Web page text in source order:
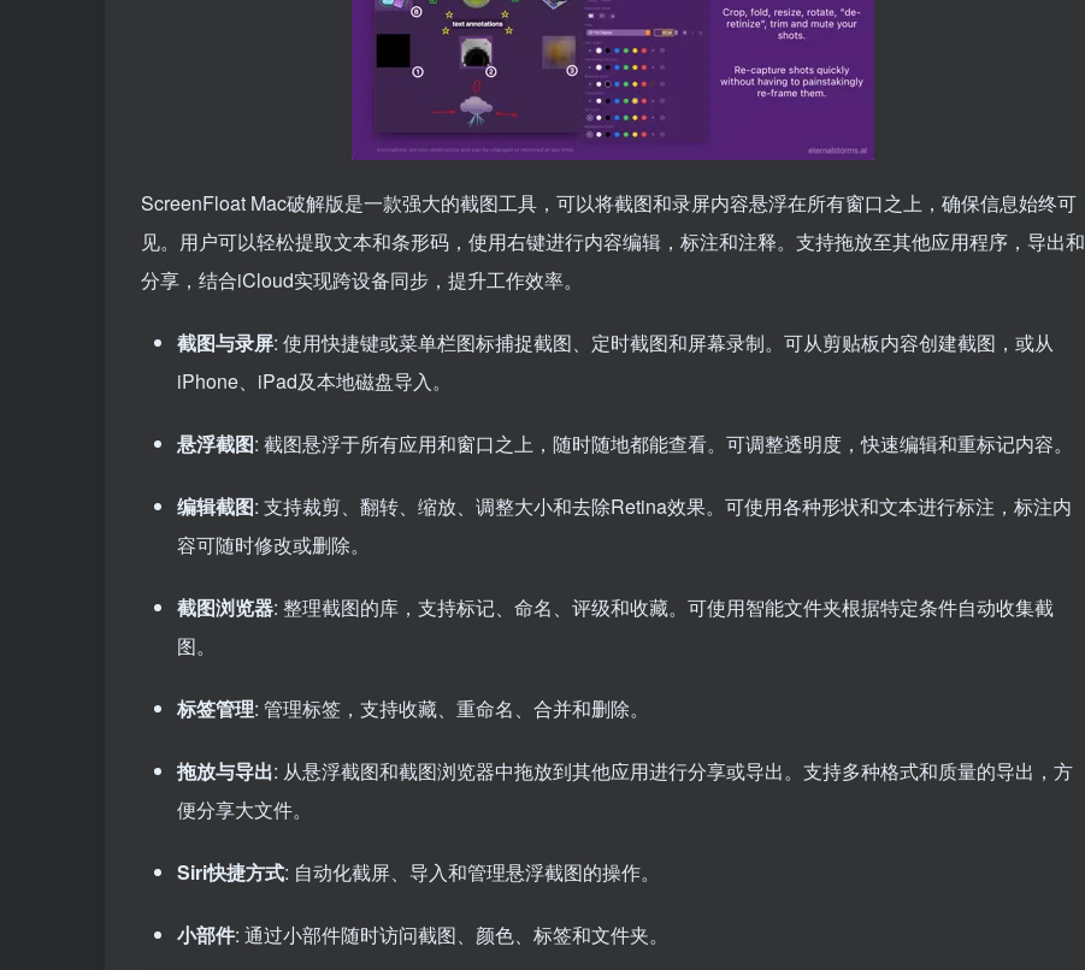
ScreenFloat Mac破解版是一款强大的截图工具，可以将截图和录屏内容悬浮在所有窗口之上，确保信息始终可
见。用户可以轻松提取文本和条形码，使用右键进行内容编辑，标注和注释。支持拖放至其他应用程序，导出和
分享，结合iCloud实现跨设备同步，提升工作效率。
截图与录屏: 使用快捷键或菜单栏图标捕捉截图、定时截图和屏幕录制。可从剪贴板内容创建截图，或从
iPhone、iPad及本地磁盘导入。
悬浮截图: 截图悬浮于所有应用和窗口之上，随时随地都能查看。可调整透明度，快速编辑和重标记内容。
编辑截图: 支持裁剪、翻转、缩放、调整大小和去除Retina效果。可使用各种形状和文本进行标注，标注内
容可随时修改或删除。
截图浏览器: 整理截图的库，支持标记、命名、评级和收藏。可使用智能文件夹根据特定条件自动收集截
图。
标签管理: 管理标签，支持收藏、重命名、合并和删除。
拖放与导出: 从悬浮截图和截图浏览器中拖放到其他应用进行分享或导出。支持多种格式和质量的导出，方
便分享大文件。
Siri快捷方式: 自动化截屏、导入和管理悬浮截图的操作。
小部件: 通过小部件随时访问截图、颜色、标签和文件夹。